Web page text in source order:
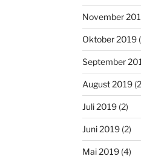
November
Oktober 2019
September
August 2019
Juli 2019(2)
Juni 2019(2)
Mai 2019(4)